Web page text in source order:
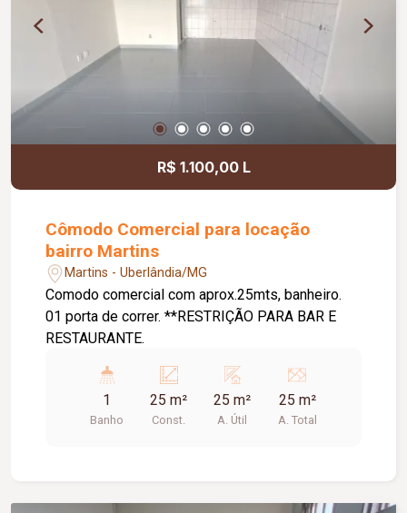
R$ 1.100,00 L
Cômodo Comercial para locação
bairro Martins
Martins - Uberlândia/MG
Comodo comercial com aprox.25mts, banheiro.
01 porta de correr. **RESTRIÇÃO PARA BAR E
RESTAURANTE.
1
Banho
25 m²
Const.
25 m²
A. Útil
25 m²
A. Total